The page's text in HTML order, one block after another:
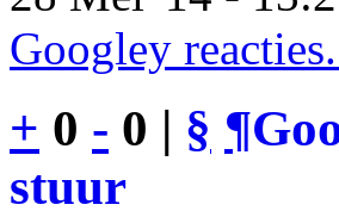
Googley
+ 0 - 0 | § ¶
stuur